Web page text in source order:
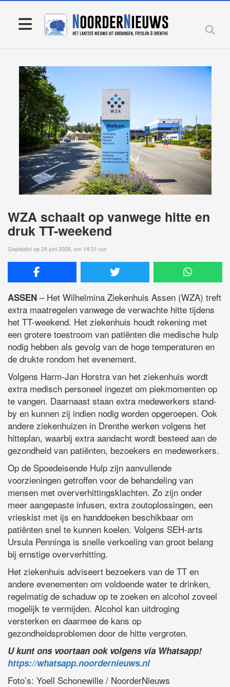
WZA schaalt op vanwege hitte en
druk TT-weekend
Geplaatst op 24 juni 2026, om 14:31 uur
ASSEN – Het Wilhelmina Ziekenhuis Assen (WZA) treft
extra maatregelen vanwege de verwachte hitte tijdens
het TT-weekend. Het ziekenhuis houdt rekening met
een grotere toestroom van patiënten die medische hulp
nodig hebben als gevolg van de hoge temperaturen en
de drukte rondom het evenement.
Volgens Harm-Jan Horstra van het ziekenhuis wordt
extra medisch personeel ingezet om piekmomenten op
te vangen. Daarnaast staan extra medewerkers stand-
by en kunnen zij indien nodig worden opgeroepen. Ook
andere ziekenhuizen in Drenthe werken volgens het
hitteplan, waarbij extra aandacht wordt besteed aan de
gezondheid van patiënten, bezoekers en medewerkers.
Op de Spoedeisende Hulp zijn aanvullende
voorzieningen getroffen voor de behandeling van
mensen met oververhittingsklachten. Zo zijn onder
meer aangepaste infusen, extra zoutoplossingen, een
vrieskist met ijs en handdoeken beschikbaar om
patiënten snel te kunnen koelen. Volgens SEH-arts
Ursula Penninga is snelle verkoeling van groot belang
bij ernstige oververhitting.
Het ziekenhuis adviseert bezoekers van de TT en
andere evenementen om voldoende water te drinken,
regelmatig de schaduw op te zoeken en alcohol zoveel
mogelijk te vermijden. Alcohol kan uitdroging
versterken en daarmee de kans op
gezondheidsproblemen door de hitte vergroten.
U kunt ons voortaan ook volgens via Whatsapp!
https://whatsapp.noordernieuws.nl
Foto’s: Yoell Schonewille / NoorderNieuws